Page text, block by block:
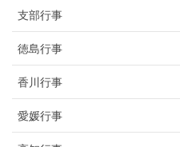
支部行事
徳島行事
香川行事
愛媛行事